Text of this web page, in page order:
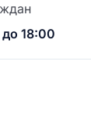
18:00